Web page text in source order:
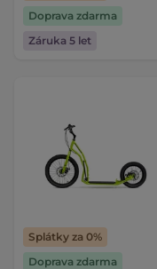
Doprava zdarma
Záruka 5 let
Splátky za 0%
Doprava zdarma